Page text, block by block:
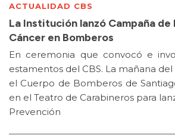
ACTUALIDAD CBS
La Institución lanzó Campaña
Cáncer en Bomberos
En ceremonia que convocó e
estamentos del CBS. La mañana del
el Cuerpo de Bomberos de
en el Teatro de Carabineros para
Prevención